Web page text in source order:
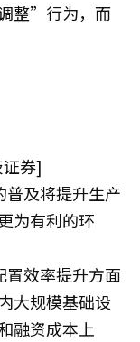
整”行为，而
券]
普及将提升生产
为有利的环
置效率提升方面
大规模基础设
融资成本上